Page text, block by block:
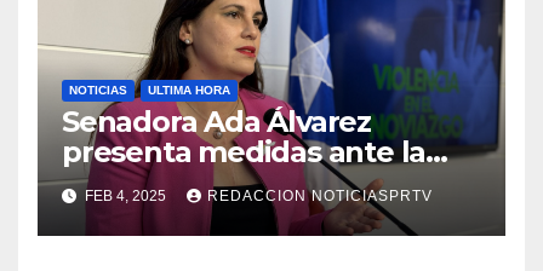
NOTICIAS ULTIMA HORA
Senadora Ada Álvarez
presenta medidas ante la
violencia en el noviazgo
FEB 4, 2025 REDACCION NOTICIASPRTV